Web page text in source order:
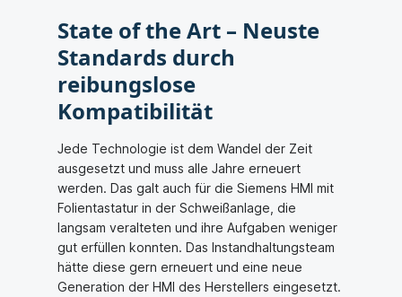
State of the Art – Neuste
Standards durch
reibungslose
Kompatibilität
Jede Technologie ist dem Wandel der Zeit
ausgesetzt und muss alle Jahre erneuert
werden. Das galt auch für die Siemens HMI mit
Folientastatur in der Schweißanlage, die
langsam veralteten und ihre Aufgaben weniger
gut erfüllen konnten. Das Instandhaltungsteam
hätte diese gern erneuert und eine neue
Generation der HMI des Herstellers eingesetzt.